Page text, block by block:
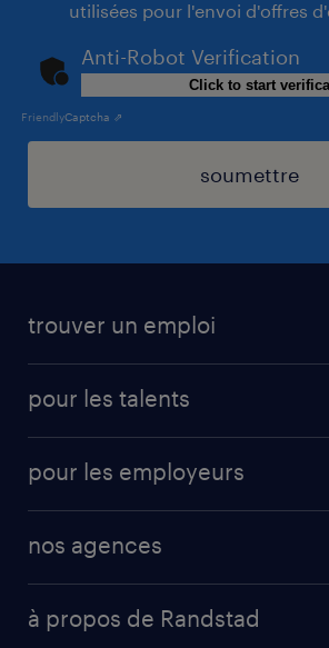
utilisées pour l'envoi d'offres
Anti-Robot Verification
Click to start
FriendlyCaptcha ⇗
soumettre
trouver un emploi
cdi
pour les talents
professional
votre lettre de motivation
pour les employeurs
professional
nos agences
Esch-sur-Alzette (rue de
à propos de Randstad